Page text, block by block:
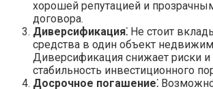
хорошей репутацией и
договора.
Диверсификация⁚ Не стоит
средства в один объект
Диверсификация снижает риски
стабильность инвестиционного
Досрочное погашение⁚